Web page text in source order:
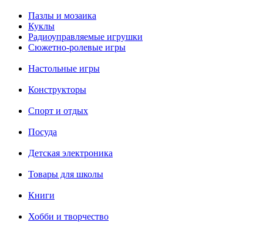
Пазлы и мозаика
Куклы
Радиоуправляемые игрушки
Сюжетно-ролевые игры
Настольные игры
Конструкторы
Спорт и отдых
Посуда
Детская электроника
Товары для школы
Книги
Хобби и творчество